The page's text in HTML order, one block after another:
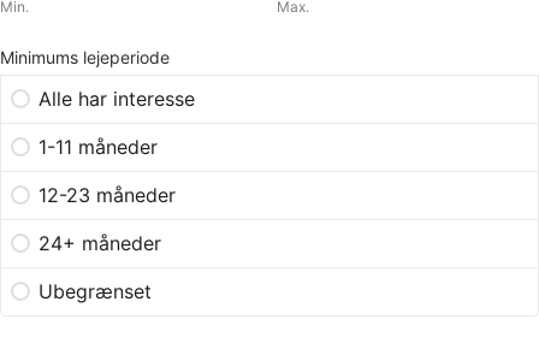
Min. Max.
Minimums lejeperiode
Alle har interesse
1-11 måneder
12-23 måneder
24+ måneder
Ubegrænset